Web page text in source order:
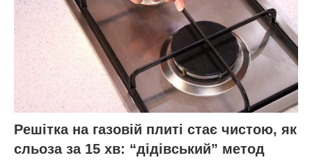
Решітка на газовій плиті стає чистою, як
сльоза за 15 хв: “дідівський” метод